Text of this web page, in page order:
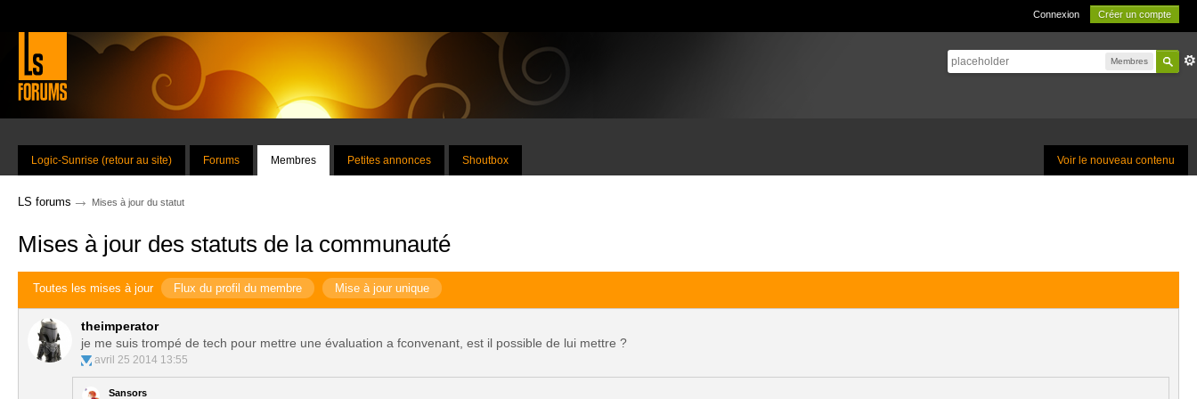
Connexion Créer un compte
Membres
Voir le nouveau contenu
Logic-Sunrise (retour au site) Forums Membres Petites annonces Shoutbox
LS forums → Mises à jour du statut
Mises à jour des statuts de la communauté
Toutes les mises à jour Flux du profil du membre Mise à jour unique
theimperator
je me suis trompé de tech pour mettre une évaluation a fconvenant, est il possible de lui mettre ?
avril 25 2014 13:55
Sansors